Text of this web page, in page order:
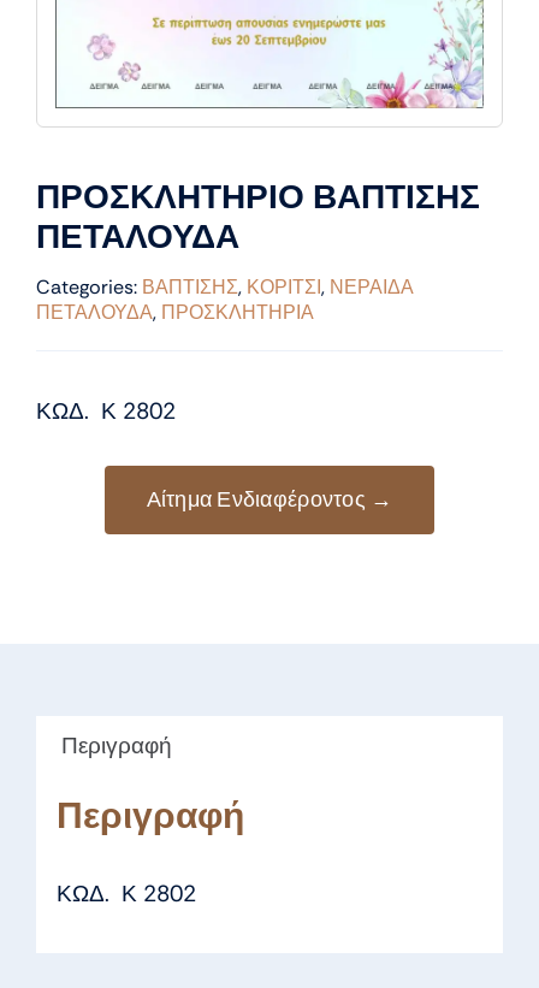
ΠΡΟΣΚΛΗΤΗΡΙΟ ΒΑΠΤΙΣΗΣ
ΠΕΤΑΛΟΥΔΑ
Categories: ΒΑΠΤΙΣΗΣ, ΚΟΡΙΤΣΙ, ΝΕΡΑΙΔΑ
ΠΕΤΑΛΟΥΔΑ, ΠΡΟΣΚΛΗΤΗΡΙΑ
ΚΩΔ. Κ 2802
Αίτημα Ενδιαφέροντος →
Περιγραφή
Περιγραφή
ΚΩΔ. Κ 2802